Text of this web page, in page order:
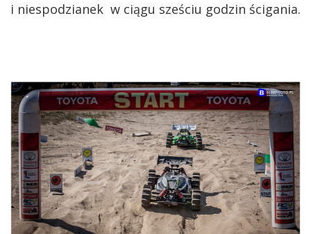
i niespodzianek w ciągu sześciu godzin ścigania.